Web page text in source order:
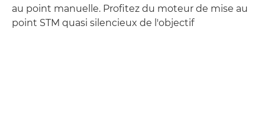
au point manuelle. Profitez du moteur de mise au
point STM quasi silencieux de l'objectif